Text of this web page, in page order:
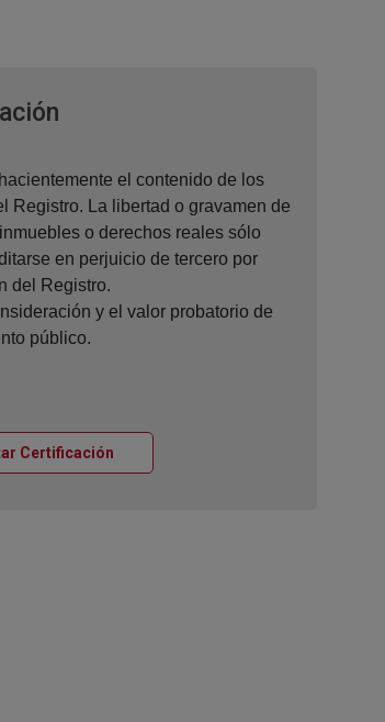
el contenido de los
Registro. La libertad o gravamen de
o derechos reales sólo
en perjuicio de tercero por
del Registro.
y el valor probatorio de
público.
Certificación